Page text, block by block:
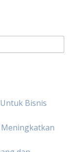
Bisnis
Meningkatkan